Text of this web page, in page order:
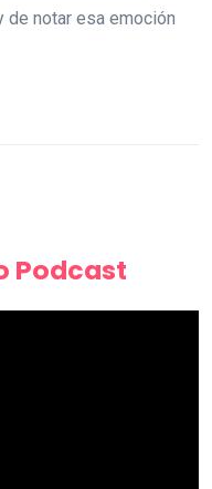
de notar esa emoción
Podcast